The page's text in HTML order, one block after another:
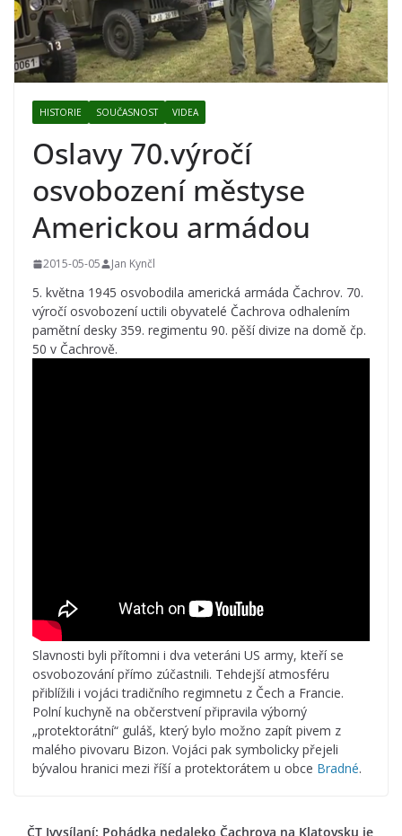
HISTORIE SOUČASNOST VIDEA
Oslavy 70.výročí
osvobození městyse
Americkou armádou
2015-05-05 Jan Kynčl
5. května 1945 osvobodila americká armáda Čachrov. 70.
výročí osvobození uctili obyvatelé Čachrova odhalením
pamětní desky 359. regimentu 90. pěší divize na domě čp.
50 v Čachrově.
Slavnosti byli přítomni i dva veteráni US army, kteří se
osvobozování přímo zúčastnili. Tehdejší atmosféru
přiblížili i vojáci tradičního regimnetu z Čech a Francie.
Polní kuchyně na občerstvení připravila výborný
„protektorátní“ guláš, který bylo možno zapít pivem z
malého pivovaru Bizon. Vojáci pak symbolicky přejeli
bývalou hranici mezi říší a protektorátem u obce Bradné.
ČT Ivysílaní: Pohádka nedaleko Čachrova na Klatovsku je